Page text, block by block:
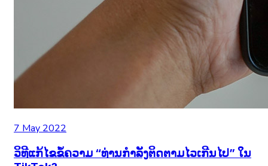
7 May 2022
ວິທີແກ້ໄຂຂໍ້ຄວາມ “ທ່ານກຳລັງຕິດຕາມໄວເກີນໄປ” ໃນ